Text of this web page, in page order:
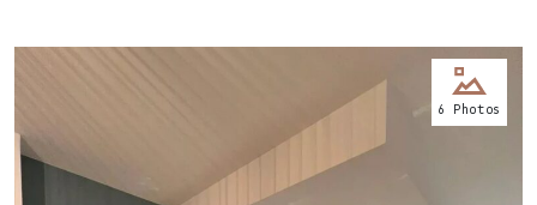
6 Photos
bureaux